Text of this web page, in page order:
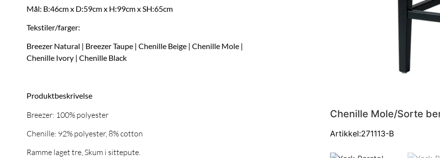
Mål: B:46cm x D:59cm x H:99cm x SH:65cm
Tekstiler/farger:
Breezer Natural | Breezer Taupe | Chenille Beige | Chenille Mole |
Chenille Ivory | Chenille Black
Produktbeskrivelse
Breezer: 100% polyester
Chenille: 92% polyester, 8% cotton
Ramme laget tre, Skum i sittepute.
Chenille Mole/Sorte
Artikkel:271113-B